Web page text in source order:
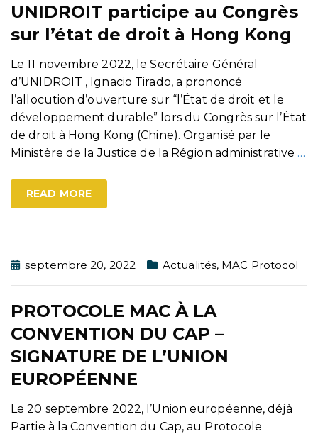
UNIDROIT participe au Congrès
sur l’état de droit à Hong Kong
Le 11 novembre 2022, le Secrétaire Général
d’UNIDROIT , Ignacio Tirado, a prononcé
l’allocution d’ouverture sur “l’État de droit et le
développement durable” lors du Congrès sur l’État
de droit à Hong Kong (Chine). Organisé par le
Ministère de la Justice de la Région administrative …
READ MORE
septembre 20, 2022 Actualités, MAC Protocol
PROTOCOLE MAC À LA
CONVENTION DU CAP –
SIGNATURE DE L’UNION
EUROPÉENNE
Le 20 septembre 2022, l’Union européenne, déjà
Partie à la Convention du Cap, au Protocole